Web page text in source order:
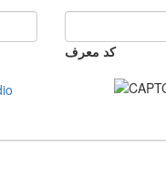
کد معرف